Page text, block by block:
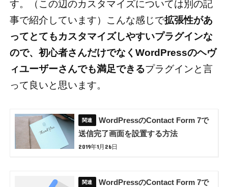
す。（この辺のカスタマイズについては別の記
事で紹介しています）こんな感じで拡張性があ
ってとてもカスタマイズしやすいプラグインな
ので、初心者さんだけでなくWordPressのヘヴ
ィユーザーさんでも満足できるプラグインと言
って良いと思います。
WordPressのContact Form 7で
送信完了画面を設置する方法
2019年1月26日
WordPressのContact Form 7で